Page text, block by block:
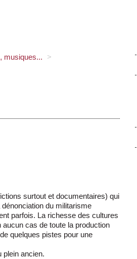
musiques... >
surtout et documentaires) qui
du militarisme
parfois. La richesse des cultures
aucun cas de toute la production
quelques pistes pour une
plein ancien.